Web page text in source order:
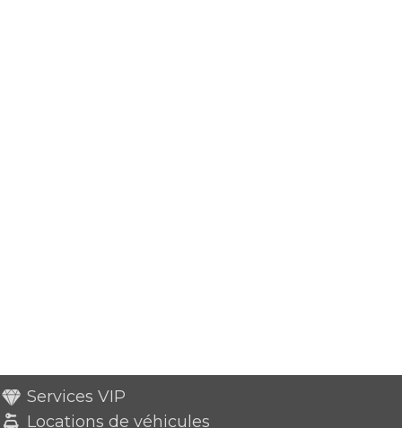
Services VIP
Locations de véhicules